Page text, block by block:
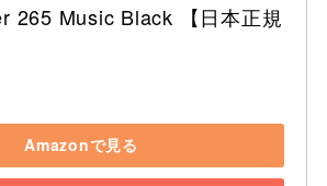
265 Music Black 【日本正規
Amazonで見る